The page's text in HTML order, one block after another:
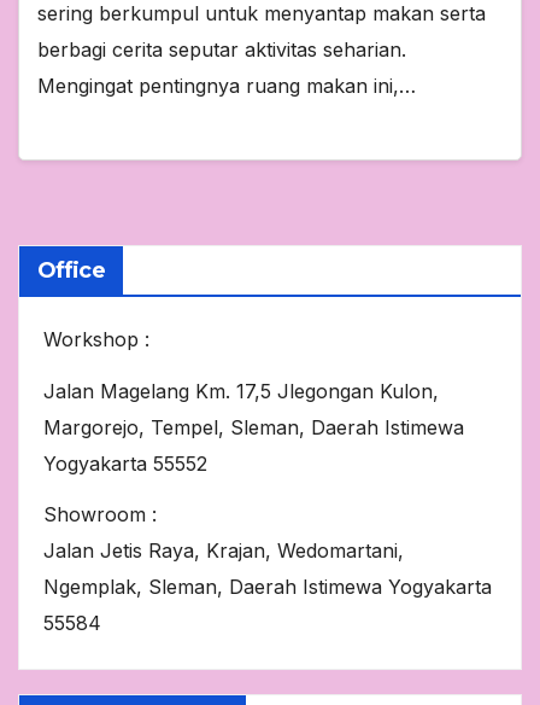
sering berkumpul untuk menyantap makan serta
berbagi cerita seputar aktivitas seharian.
Mengingat pentingnya ruang makan ini,…
Office
Workshop :
Jalan Magelang Km. 17,5 Jlegongan Kulon,
Margorejo, Tempel, Sleman, Daerah Istimewa
Yogyakarta 55552
Showroom :
Jalan Jetis Raya, Krajan, Wedomartani,
Ngemplak, Sleman, Daerah Istimewa Yogyakarta
55584